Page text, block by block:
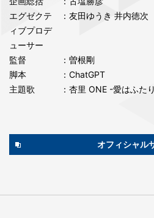
エグゼクテ
ィブプロデ
ューサー
：友⽥ゆうき 井内徳次
監督
：曽根剛
脚本
：ChatGPT
主題歌
：杏⾥ ONE -愛はふた
オフィシャル